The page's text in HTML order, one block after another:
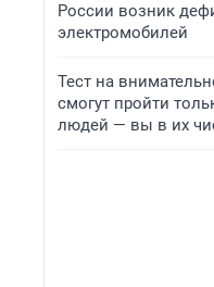
России возник
электромобилей
Тест на
смогут пройти
людей — вы в их